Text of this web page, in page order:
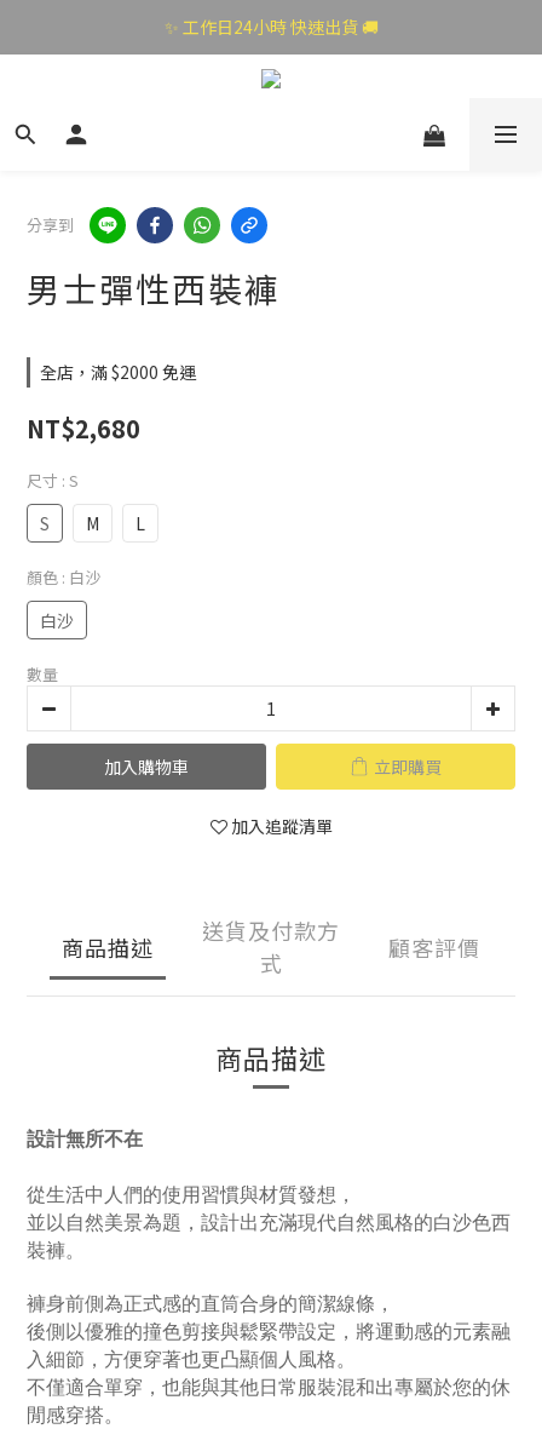
✨ 工作日24小時 快速出貨 🚚
分享到
男士彈性西裝褲
全店，滿 $2000 免運
NT$2,680
尺寸 : S
S M L
顏色 : 白沙
白沙
數量
加入購物車 立即購買
加入追蹤清單
商品描述
送貨及付款方
式
顧客評價
商品描述
設計無所不在
從生活中人們的使用習慣與材質發想，
並以自然美景為題， 設計出充滿現代自然風格的白沙色西
裝褲。
褲身前側為正式感的直筒合身的簡潔線條，
後側以優雅的撞色剪接與鬆緊帶設定， 將運動感的元素融
入細節，方便穿著也更凸顯個人風格。
不僅適合單穿，也能與其他日常服裝混和出專屬於您的休
閒感穿搭。